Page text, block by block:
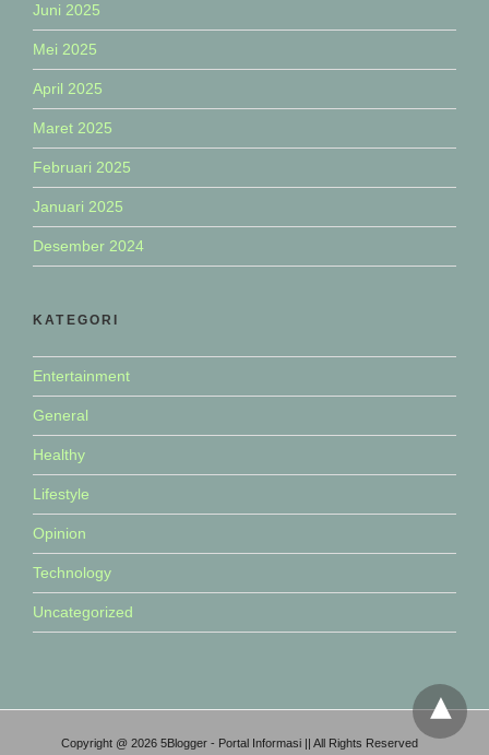
Juni 2025
Mei 2025
April 2025
Maret 2025
Februari 2025
Januari 2025
Desember 2024
KATEGORI
Entertainment
General
Healthy
Lifestyle
Opinion
Technology
Uncategorized
Copyright @ 2026 5Blogger - Portal Informasi || All Rights Reserved